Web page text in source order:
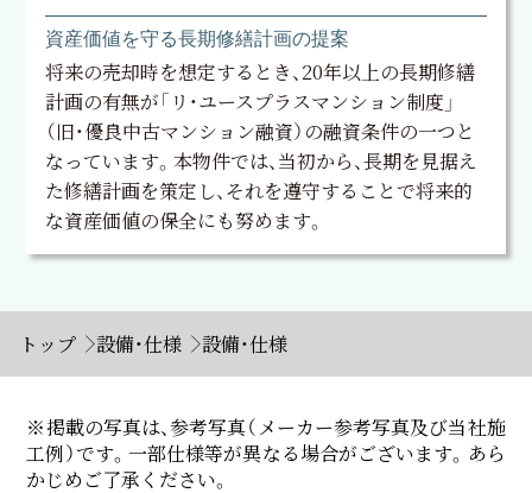
資産価値を守る長期修繕計画の提案
将来の売却時を想定するとき、20年以上の長期修繕
計画の有無が「リ・ユースプラスマンション制度」
（旧・優良中古マンション融資）の融資条件の一つと
なっています。本物件では、当初から、長期を見据え
た修繕計画を策定し、それを遵守することで将来的
な資産価値の保全にも努めます。
トップ 設備・仕様 設備・仕様
掲載の写真は、参考写真（メーカー参考写真及び当社施
工例）です。一部仕様等が異なる場合がございます。あら
かじめご了承ください。